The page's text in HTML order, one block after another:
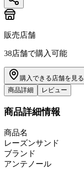
販売店舗
38店舗で購入可能
購入できる店舗を見る
商品詳細
レビュー
商品詳細情報
商品名
レーズンサンド
ブランド
アンテノール